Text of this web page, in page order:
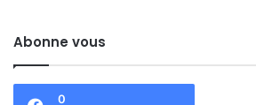
Abonne vous
0